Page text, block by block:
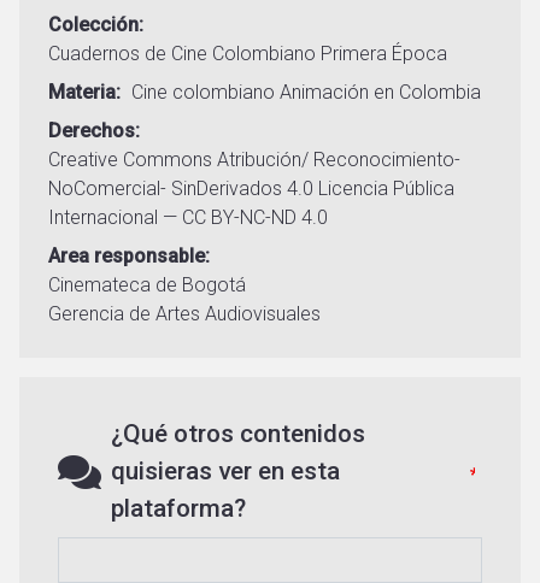
Colección
Cuadernos de Cine Colombiano Primera Época
Materia
Cine colombiano Animación en Colombia
Derechos
Creative Commons Atribución/ Reconocimiento-
NoComercial- SinDerivados 4.0 Licencia Pública
Internacional — CC BY-NC-ND 4.0
Area responsable
Cinemateca de Bogotá
Gerencia de Artes Audiovisuales
¿Qué otros contenidos
quisieras ver en esta
plataforma?